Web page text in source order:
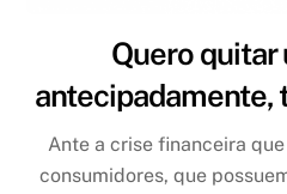
Quero quitar
antecipadamente,
Ante a crise financeira
consumidores, que